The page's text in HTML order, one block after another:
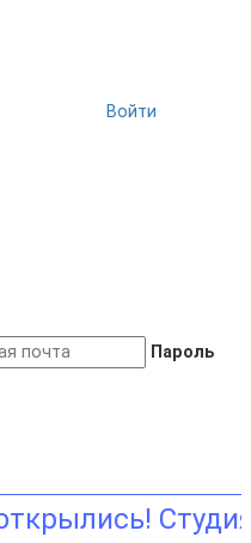
Войти
Пароль